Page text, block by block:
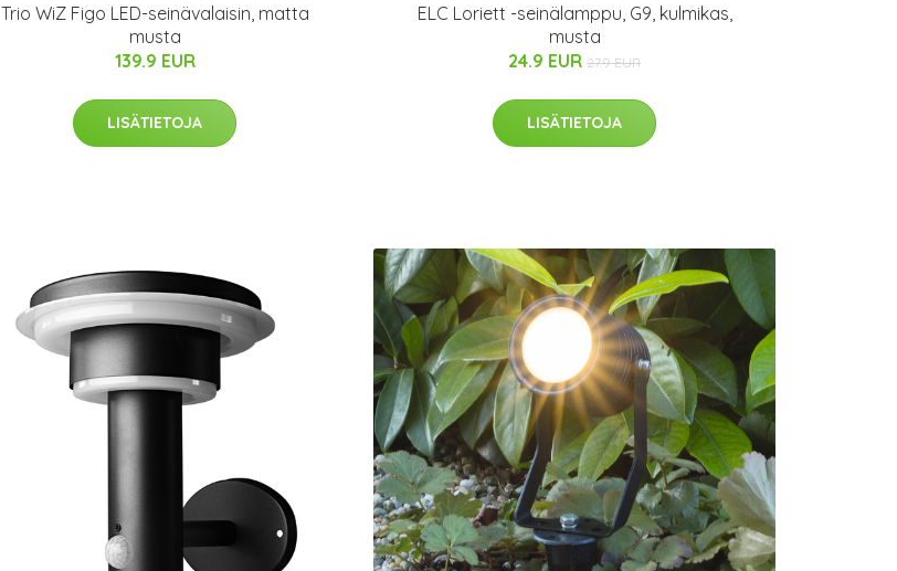
Trio WiZ Figo LED-seinävalaisin, matta
musta
139.9 EUR
LISÄTIETOJA
ELC Loriett -seinälamppu, G9, kulmikas,
musta
24.9 EUR 27.9 EUR
LISÄTIETOJA